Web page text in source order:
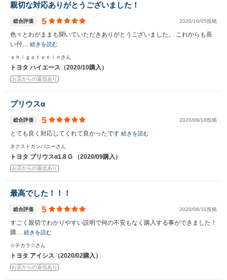
親切な対応ありがとうございました！
総合評価 5 2020/10/05投稿
色々とわがままも聞いていただきありがとうございました。 これからも長
い付… 続きを読む
ｓｈｉｇｏｔｏｎｉｎさん
トヨタ ハイエース（2020/10購入）
お店からの返信あり
プリウスα
総合評価 5 2020/09/18投稿
とても良く対応してくれて良かったです 続きを読む
ネクストカンパニーさん
トヨタ プリウスα1.8 G （2020/09購入）
お店からの返信あり
最高でした！！！
総合評価 5 2020/08/31投稿
すごく親切でわかりやすい説明で何の不安もなく購入する事ができました！
購… 続きを読む
☆チカラ☆さん
トヨタ アイシス（2020/02購入）
お店からの返信あり